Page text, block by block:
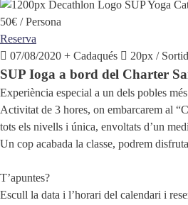
50€ / Persona
Reserva
07/08/2020
Cadaqués 20px /
SUP Ioga a bord del Charter
Experiència especial a un dels pobles
Activitat de 3 hores, on embarcarem al
tots els nivells i única, envoltats d’un
Un cop acabada la classe, podrem
T’apuntes?
Escull la data i l’horari del calendari i